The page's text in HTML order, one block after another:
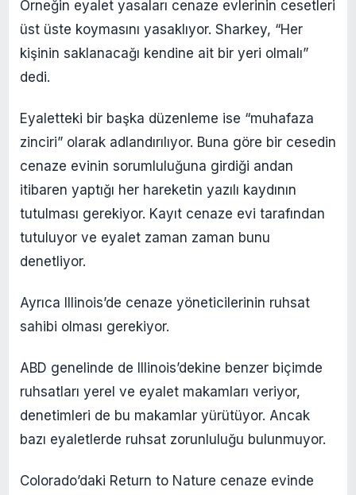
Örneğin eyalet yasaları cenaze evlerinin cesetleri
üst üste koymasını yasaklıyor. Sharkey, “Her
kişinin saklanacağı kendine ait bir yeri olmalı”
dedi.
Eyaletteki bir başka düzenleme ise “muhafaza
zinciri” olarak adlandırılıyor. Buna göre bir cesedin
cenaze evinin sorumluluğuna girdiği andan
itibaren yaptığı her hareketin yazılı kaydının
tutulması gerekiyor. Kayıt cenaze evi tarafından
tutuluyor ve eyalet zaman zaman bunu
denetliyor.
Ayrıca Illinois’de cenaze yöneticilerinin ruhsat
sahibi olması gerekiyor.
ABD genelinde de Illinois’dekine benzer biçimde
ruhsatları yerel ve eyalet makamları veriyor,
denetimleri de bu makamlar yürütüyor. Ancak
bazı eyaletlerde ruhsat zorunluluğu bulunmuyor.
Colorado’daki Return to Nature cenaze evinde